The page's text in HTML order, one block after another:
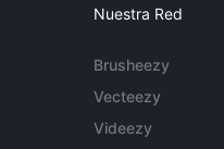
Nuestra Red
Brusheezy
Vecteezy
Videezy